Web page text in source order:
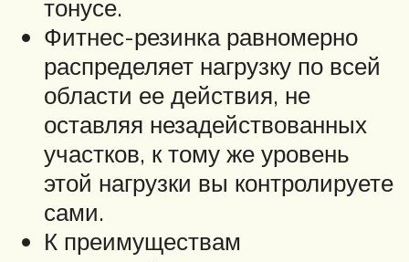
тонусе.
Фитнес-резинка равномерно
распределяет нагрузку по всей
области ее действия, не
оставляя незадействованных
участков, к тому же уровень
этой нагрузки вы контролируете
сами.
К преимуществам